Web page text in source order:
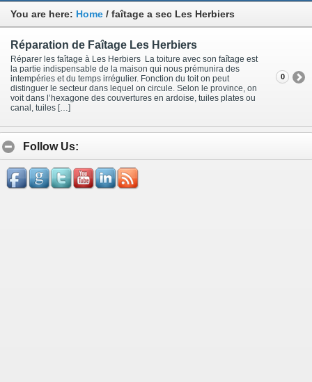
You are here: Home / faîtage a sec Les Herbiers
Réparation de Faîtage Les Herbiers
Réparer les faîtage à Les Herbiers La toiture avec son faîtage est
la partie indispensable de la maison qui nous prémunira des
intempéries et du temps irrégulier. Fonction du toit on peut
distinguer le secteur dans lequel on circule. Selon le province, on
voit dans l’hexagone des couvertures en ardoise, tuiles plates ou
canal, tuiles […]
0
Follow Us: